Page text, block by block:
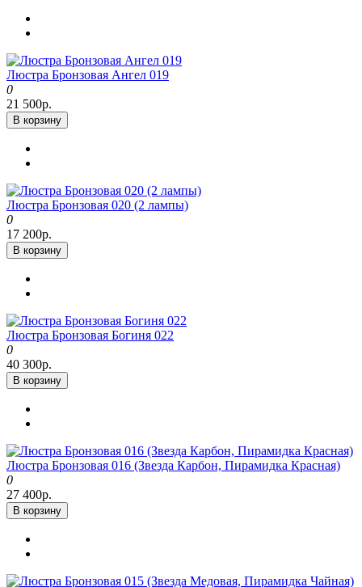
Люстра Бронзовая Ангел 019
0
21 500р.
В корзину
Люстра Бронзовая 020 (2 лампы)
0
17 200р.
В корзину
Люстра Бронзовая Богиня 022
0
40 300р.
В корзину
Люстра Бронзовая 016 (Звезда Карбон, Пирамидка Красная)
0
27 400р.
В корзину